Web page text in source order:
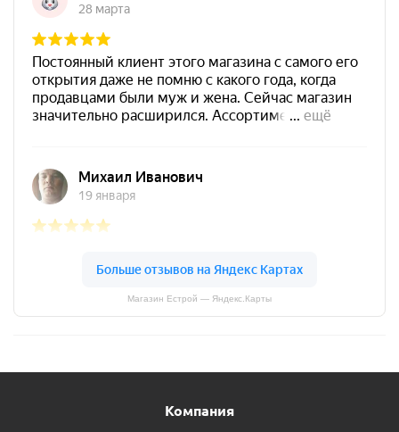
Магазин Естрой — Яндекс.Карты
Компания